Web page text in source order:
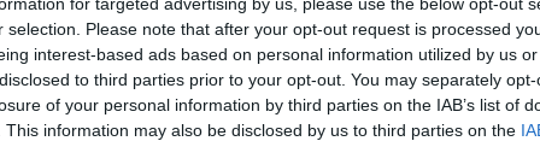
selection. Please note that after your opt-out request is processed
interest-based ads based on personal information utilized by us
to third parties prior to your opt-out. You may separately
of your personal information by third parties on the IAB’s list of
This information may also be disclosed by us to third parties on the
André Ventura mostrou que conseguiu a
número de unidades de território da região de
Maria (em paralelo com Arouca, tal como